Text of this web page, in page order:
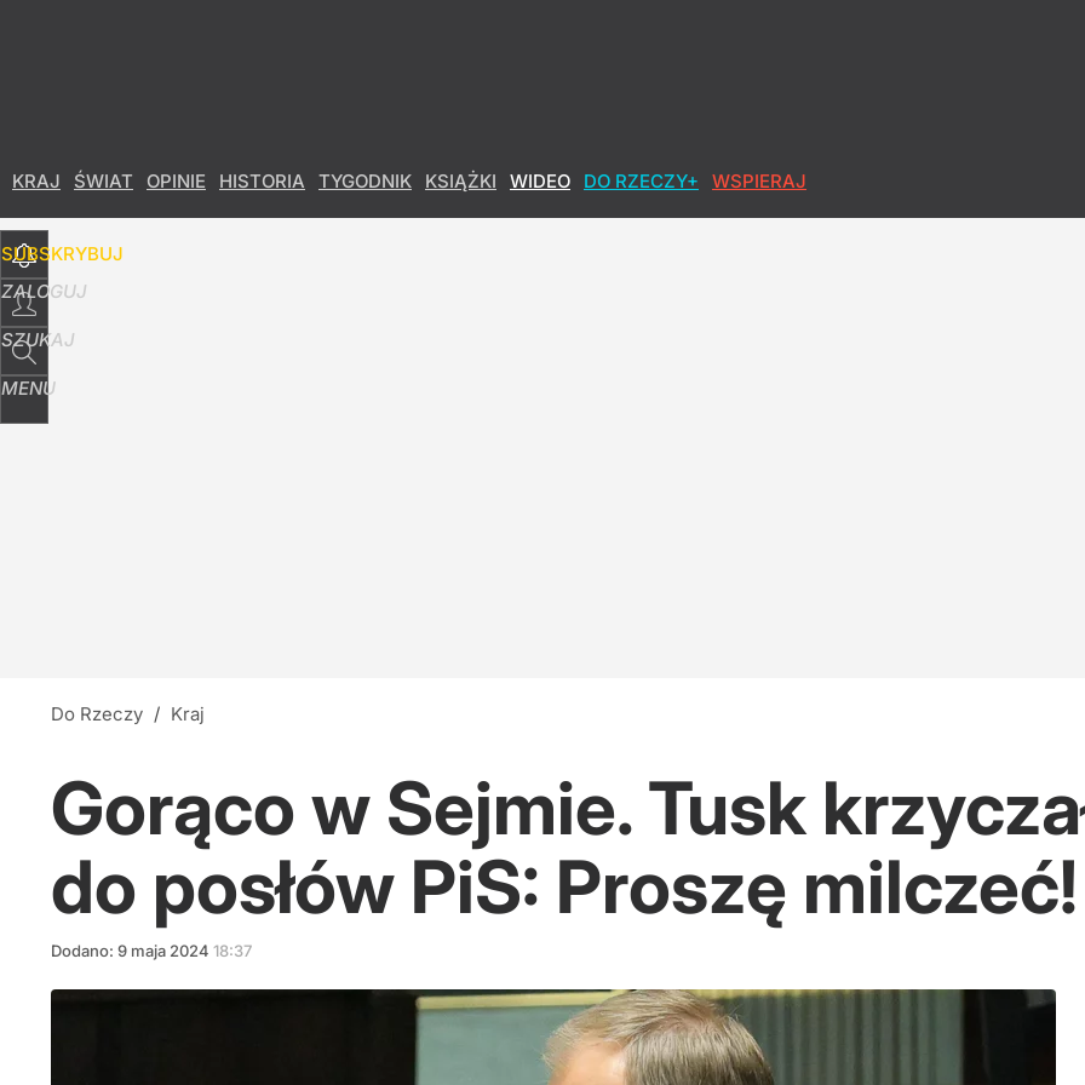
KRAJ ŚWIAT OPINIE HISTORIA TYGODNIK KSIĄŻKI WIDEO DO RZECZY+ WSPIERAJ
SUBSKRYBUJ
ZALOGUJ
SZUKAJ
MENU
Do Rzeczy / Kraj
Gorąco w Sejmie. Tusk
do posłów PiS: Proszę milczeć!
Dodano: 9 maja 2024 18:37